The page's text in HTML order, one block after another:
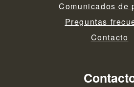
Comunicados de
Preguntas
Contacto